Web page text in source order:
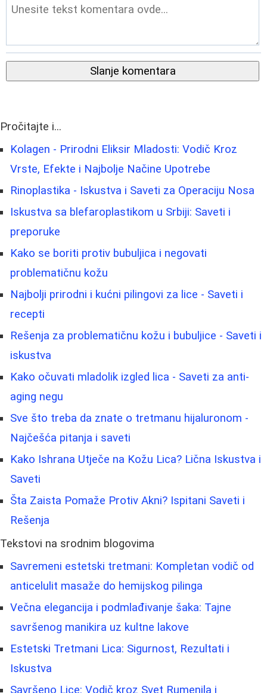
Slanje komentara
Pročitajte i...
Kolagen - Prirodni Eliksir Mladosti: Vodič Kroz
Vrste, Efekte i Najbolje Načine Upotrebe
Rinoplastika - Iskustva i Saveti za Operaciju Nosa
Iskustva sa blefaroplastikom u Srbiji: Saveti i
preporuke
Kako se boriti protiv bubuljica i negovati
problematičnu kožu
Najbolji prirodni i kućni pilingovi za lice - Saveti i
recepti
Rešenja za problematičnu kožu i bubuljice - Saveti i
iskustva
Kako očuvati mladolik izgled lica - Saveti za anti-
aging negu
Sve što treba da znate o tretmanu hijaluronom -
Najčešća pitanja i saveti
Kako Ishrana Utječe na Kožu Lica? Lična Iskustva i
Saveti
Šta Zaista Pomaže Protiv Akni? Ispitani Saveti i
Rešenja
Tekstovi na srodnim blogovima
Savremeni estetski tretmani: Kompletan vodič od
anticelulit masaže do hemijskog pilinga
Večna elegancija i podmlađivanje šaka: Tajne
savršenog manikira uz kultne lakove
Estetski Tretmani Lica: Sigurnost, Rezultati i
Iskustva
Savršeno Lice: Vodič kroz Svet Rumenila i